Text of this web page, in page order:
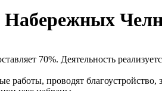
Набережных
70%. Деятельность
проводят